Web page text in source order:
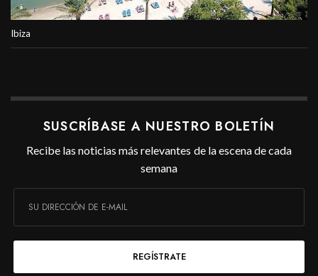
Ibiza
SUSCRÍBASE A NUESTRO BOLETÍN
Recibe las noticias más relevantes de la escena de cada
semana
REGÍSTRATE